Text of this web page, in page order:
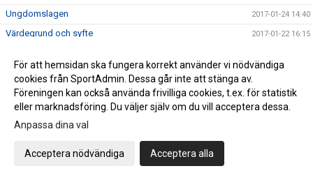
Ungdomslagen 2017-01-24 14:40
Värdegrund och syfte 2017-01-22 16:15
Twisters styrelse söker ny kassör 2017-01-18 11:15
ÅRSMÖTE Twisters 2017-01-18 11:11
Ledarutbildning SISU 11 februari 2017-01-12 07:58
Träna med landslaget - nu på fredag!
Twisters Kalender 2017
För att hemsidan ska fungera korrekt använder vi nödvändiga
cookies från SportAdmin. Dessa går inte att stänga av.
Föreningen kan också använda frivilliga cookies, t.ex. för statistik
eller marknadsföring. Du väljer själv om du vill acceptera dessa.
Anpassa dina val
Acceptera nödvändiga Acceptera alla